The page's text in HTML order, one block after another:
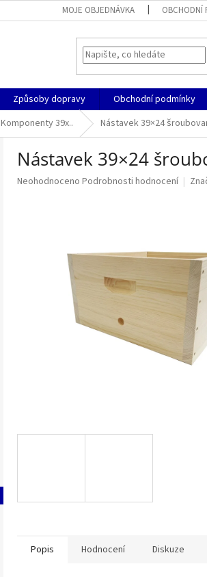
MOJE OBJEDNÁVKA OBCHODNÍ
Způsoby dopravy Obchodní podmínky
Komponenty 39x.. Nástavek 39×24
Nástavek 39×24
Průměrné
Neohodnoceno Podrobnosti hodnocení
Popis Hodnocení Diskuze